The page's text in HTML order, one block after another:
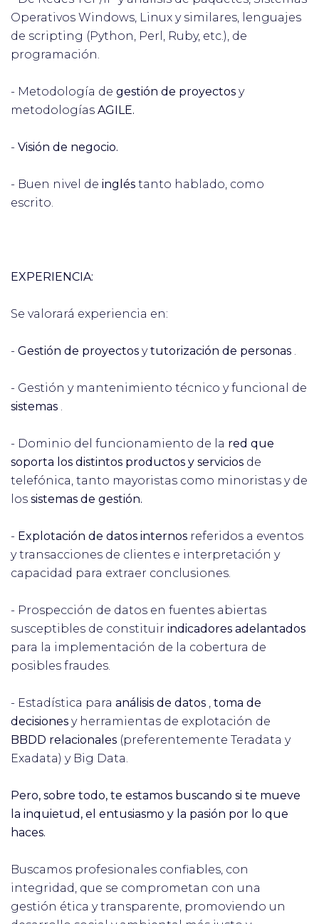
Operativos Windows, Linux y similares, lenguajes
de scripting (Python, Perl, Ruby, etc.), de
programación.
- Metodología de gestión de proyectos y
metodologías AGILE.
- Visión de negocio.
- Buen nivel de inglés tanto hablado, como
escrito.
EXPERIENCIA:
Se valorará experiencia en:
- Gestión de proyectos ytutorización de personas .
- Gestión y mantenimiento técnico y funcional de
sistemas .
- Dominio del funcionamiento de la red que
soporta los distintos productos y servicios de
telefónica, tanto mayoristas como minoristas y de
los sistemas de gestión.
- Explotación de datos internos referidos a eventos
y transacciones de clientes e interpretación y
capacidad para extraer conclusiones.
- Prospección de datos en fuentes abiertas
susceptibles de constituir indicadores adelantados
para la implementación de la cobertura de
posibles fraudes.
- Estadística para análisis de datos , toma de
decisiones y herramientas de explotación de
BBDD relacionales (preferentemente Teradata y
Exadata) y Big Data.
Pero, sobre todo, te estamos buscando si te mueve
la inquietud, el entusiasmo y la pasión por lo que
haces.
Buscamos profesionales confiables, con
integridad, que se comprometan con una
gestión ética y transparente, promoviendo un